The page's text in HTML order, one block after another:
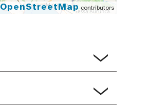
OpenStreetMap contributors